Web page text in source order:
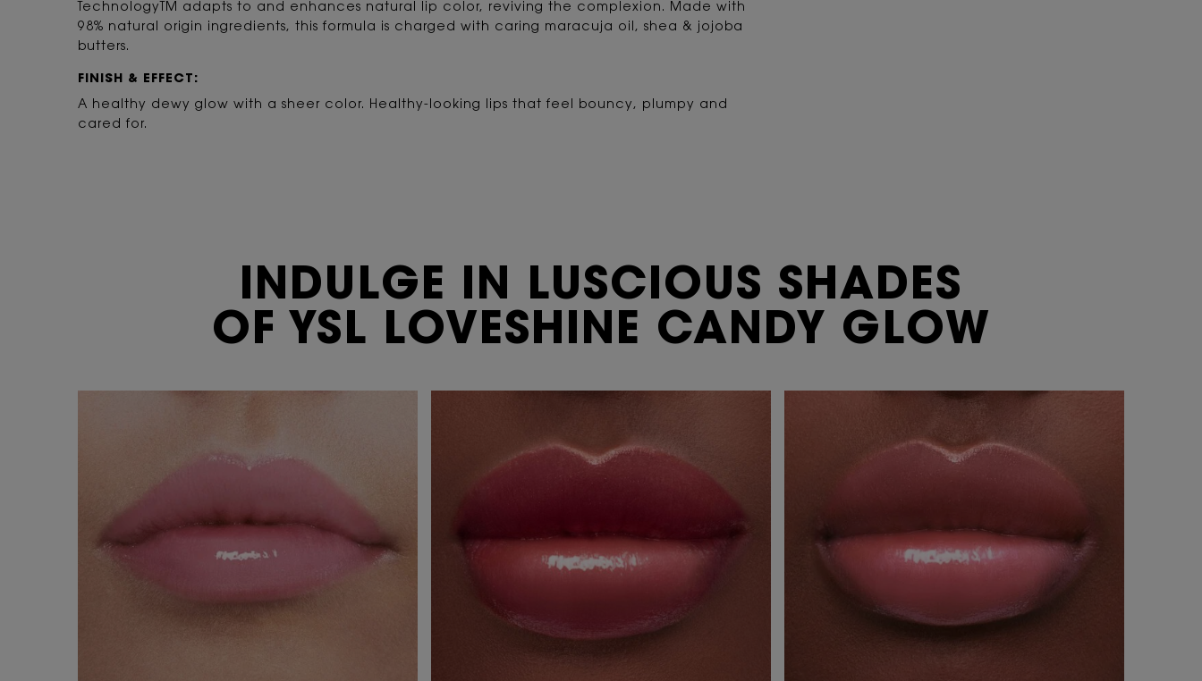
TechnologyTM adapts to and enhances natural lip color, reviving the complexion. Made with
98% natural origin ingredients, this formula is charged with caring maracuja oil, shea & jojoba
butters.
FINISH & EFFECT:
A healthy dewy glow with a sheer color. Healthy-looking lips that feel bouncy, plumpy and
cared for.
INDULGE IN LUSCIOUS SHADES
OF YSL LOVESHINE CANDY GLOW